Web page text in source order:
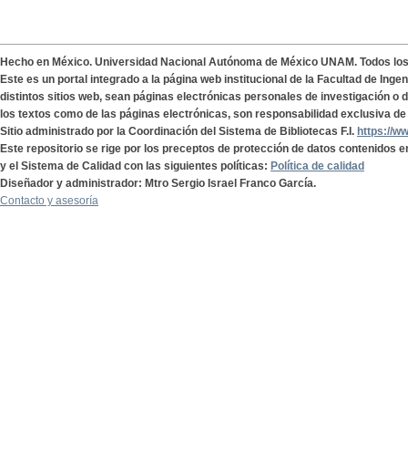
Hecho en México. Universidad Nacional Autónoma de México UNAM. Todos
Este es un portal integrado a la página web institucional de la Facultad de
distintos sitios web, sean páginas electrónicas personales de investigación o
los textos como de las páginas electrónicas, son responsabilidad exclusiva
Sitio administrado por la Coordinación del Sistema de Bibliotecas F.I. https://
Este repositorio se rige por los preceptos de protección de datos contenidos
y el Sistema de Calidad con las siguientes políticas: Política de calidad
Diseñador y administrador: Mtro Sergio Israel Franco García.
Contacto y asesoría